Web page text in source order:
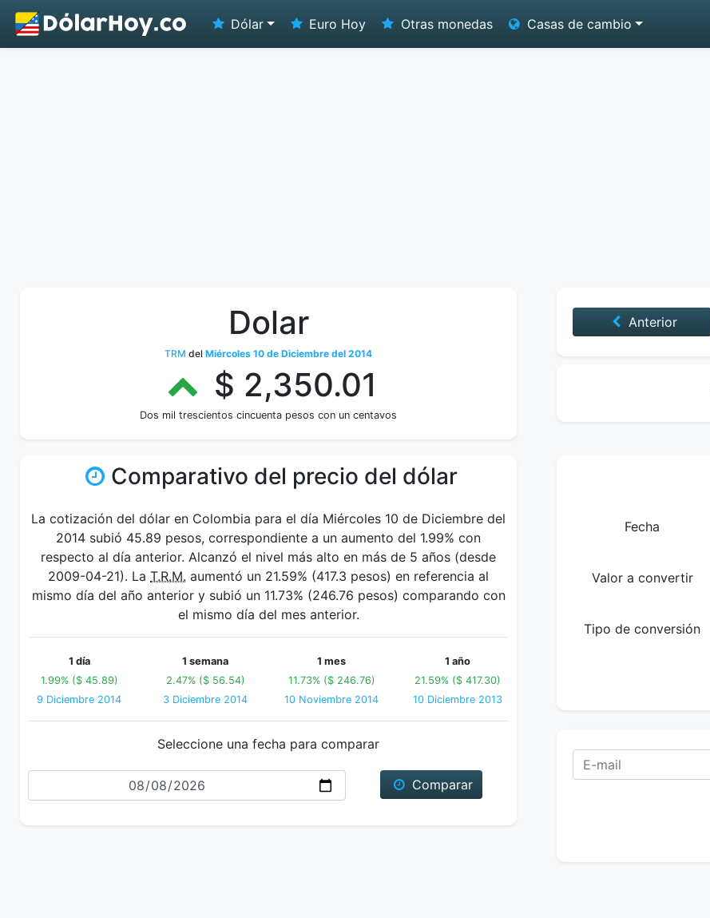
Dólar Euro Hoy Otras monedas Casas de cambio
Dolar
TRM del Miércoles 10 de Diciembre del 2014
$ 2,350.01
Dos mil trescientos cincuenta pesos con un centavos
Anterior
Comparativo del precio del dólar
La cotización del dólar en Colombia para el día Miércoles 10 de Diciembre del
2014 subió 45.89 pesos, correspondiente a un aumento del 1.99% con
respecto al día anterior. Alcanzó el nivel más alto en más de 5 años (desde
2009-04-21). La T.R.M. aumentó un 21.59% (417.3 pesos) en referencia al
mismo día del año anterior y subió un 11.73% (246.76 pesos) comparando con
el mismo día del mes anterior.
1 día
1.99% ($ 45.89)
9 Diciembre 2014
1 semana
2.47% ($ 56.54)
3 Diciembre 2014
1 mes
11.73% ($ 246.76)
10 Noviembre 2014
1 año
21.59% ($ 417.30)
10 Diciembre 2013
Seleccione una fecha para comparar
Fecha
Comparar
Fecha
Valor a convertir
Tipo de conversión